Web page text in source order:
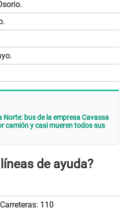
Norte: bus de la empresa Cavassa
camión y casi mueren todos sus
de ayuda?
110